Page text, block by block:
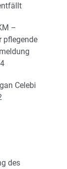
–
pflegende
Celebi
des